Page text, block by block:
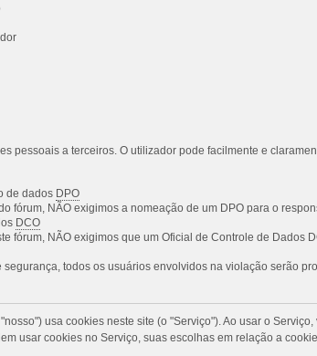
pessoais a terceiros. O utilizador pode facilmente e
de dados DPO
fórum, NÃO exigimos a nomeação de um DPO para o
DCO
fórum, NÃO exigimos que um Oficial de Controle de Dados
todos os usuários envolvidos na violação serão
usa cookies neste site (o "Serviço"). Ao usar o
usar cookies no Serviço, suas escolhas em relação a